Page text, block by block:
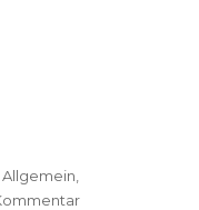
Kategorien
Allgemein,
zu